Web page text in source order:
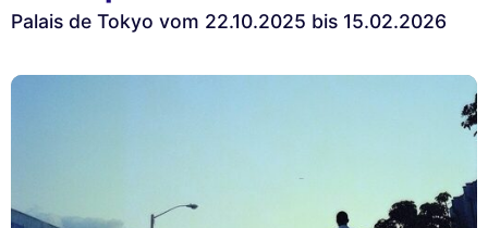
Palais de Tokyo vom 22.10.2025 bis 15.02.2026